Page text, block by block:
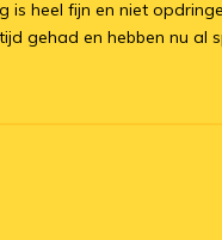
heel fijn en niet
gehad en hebben nu al